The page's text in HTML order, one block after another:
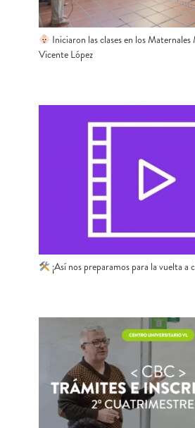
Iniciaron las clases en los
Vicente López
¡Así nos preparamos para la vuelta a